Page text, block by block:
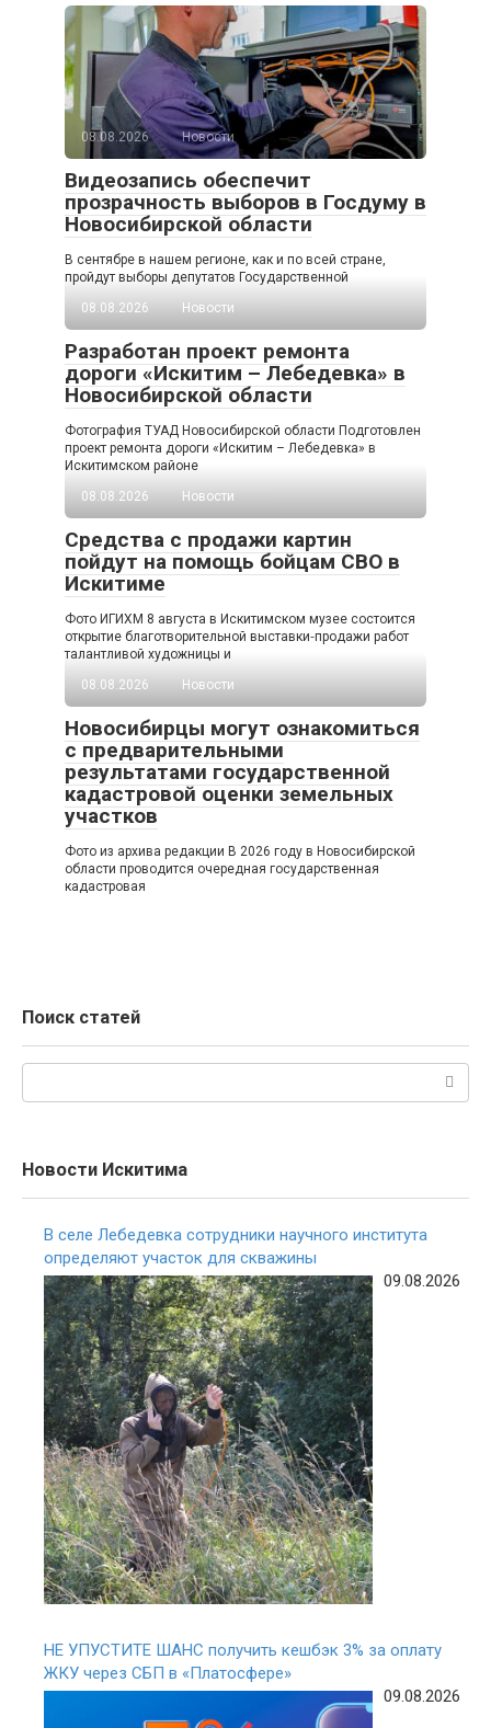
08.08.2026 Новости
Видеозапись обеспечит
прозрачность выборов в Госдуму в
Новосибирской области
В сентябре в нашем регионе, как и по всей стране,
пройдут выборы депутатов Государственной
08.08.2026
Новости
Разработан проект ремонта
дороги «Искитим – Лебедевка» в
Новосибирской области
Фотография ТУАД Новосибирской области Подготовлен
проект ремонта дороги «Искитим – Лебедевка» в
Искитимском районе
08.08.2026
Новости
Средства с продажи картин
пойдут на помощь бойцам СВО в
Искитиме
Фото ИГИХМ 8 августа в Искитимском музее состоится
открытие благотворительной выставки‑продажи работ
талантливой художницы и
08.08.2026
Новости
Новосибирцы могут ознакомиться
с предварительными
результатами государственной
кадастровой оценки земельных
участков
Фото из архива редакции В 2026 году в Новосибирской
области проводится очередная государственная
кадастровая
Поиск статей
Новости Искитима
В селе Лебедевка сотрудники научного института
определяют участок для скважины
09.08.2026
НЕ УПУСТИТЕ ШАНС получить кешбэк 3% за оплату
ЖКУ через СБП в «Платосфере»
09.08.2026